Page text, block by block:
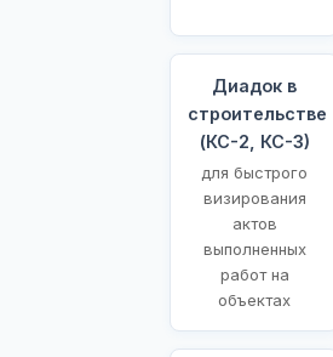
Диадок в
строительстве
(КС-2, КС-3)
для быстрого
визирования
актов
выполненных
работ на
объектах